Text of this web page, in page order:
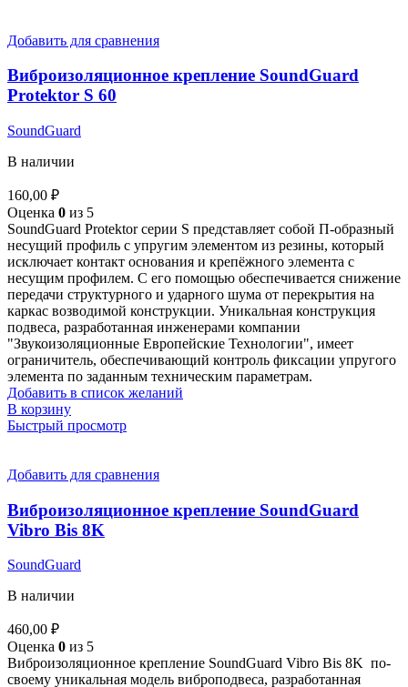
Добавить для сравнения
Виброизоляционное крепление SoundGuard
Protektor S 60
SoundGuard
В наличии
160,00 ₽
Оценка 0 из 5
SoundGuard Protektor серии S представляет собой П-образный
несущий профиль с упругим элементом из резины, который
исключает контакт основания и крепёжного элемента с
несущим профилем. С его помощью обеспечивается снижение
передачи структурного и ударного шума от перекрытия на
каркас возводимой конструкции. Уникальная конструкция
подвеса, разработанная инженерами компании
"Звукоизоляционные Европейские Технологии", имеет
ограничитель, обеспечивающий контроль фиксации упругого
элемента по заданным техническим параметрам.
Добавить в список желаний
В корзину
Быстрый просмотр
Добавить для сравнения
Виброизоляционное крепление SoundGuard
Vibro Bis 8K
SoundGuard
В наличии
460,00 ₽
Оценка 0 из 5
Виброизоляционное крепление SoundGuard Vibro Bis 8K по-
своему уникальная модель виброподвеса, разработанная